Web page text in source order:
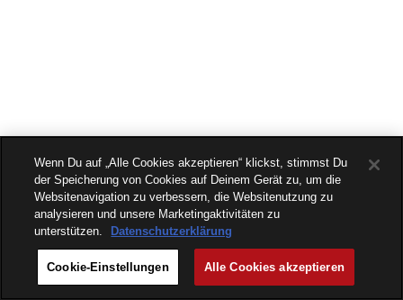
Wenn Du auf „Alle Cookies akzeptieren“ klickst, stimmst Du
der Speicherung von Cookies auf Deinem Gerät zu, um die
Websitenavigation zu verbessern, die Websitenutzung zu
analysieren und unsere Marketingaktivitäten zu
unterstützen.
Datenschutzerklärung
Cookie-Einstellungen Alle Cookies akzeptieren